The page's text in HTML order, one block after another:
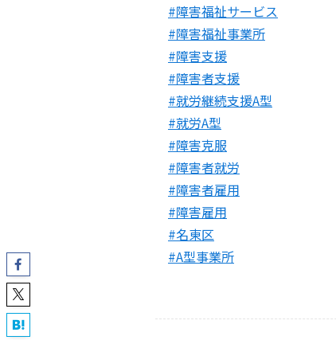
#障害福祉サービス
#障害福祉事業所
#障害支援
#障害者支援
#就労継続支援A型
#就労A型
#障害克服
#障害者就労
#障害者雇用
#障害雇用
#名東区
#A型事業所